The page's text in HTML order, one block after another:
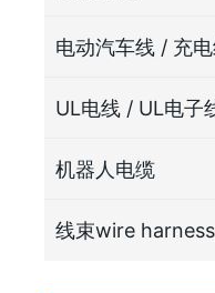
电动汽车线 / 充
UL电线 / UL电子
机器人电缆
线束wire harness